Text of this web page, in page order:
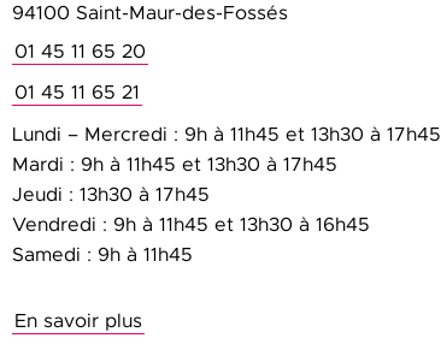
94100 Saint-Maur-des-Fossés
01 45 11 65 20
01 45 11 65 21
Lundi – Mercredi : 9h à 11h45 et 13h30 à 17h45
Mardi : 9h à 11h45 et 13h30 à 17h45
Jeudi : 13h30 à 17h45
Vendredi : 9h à 11h45 et 13h30 à 16h45
Samedi : 9h à 11h45
En savoir plus